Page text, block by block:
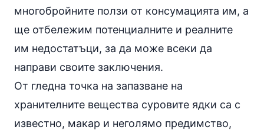
многобройните ползи от консумацията им, а
ще отбележим потенциалните и реалните
им недостатъци, за да може всеки да
направи своите заключения.
От гледна точка на запазване на
хранителните вещества суровите ядки са с
известно, макар и неголямо предимство,